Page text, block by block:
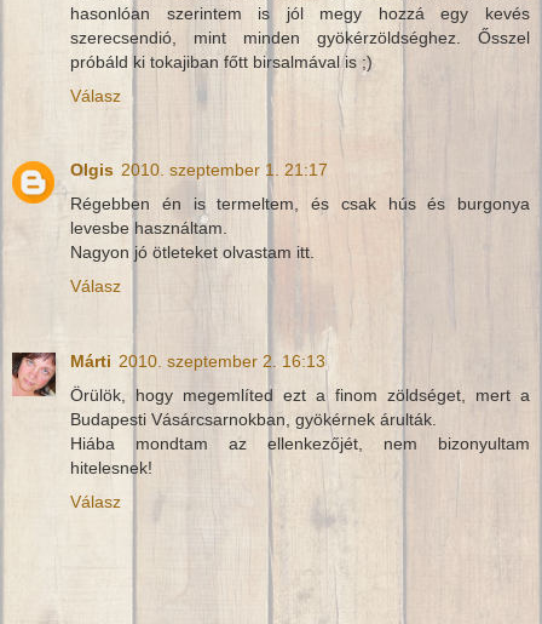
hasonlóan szerintem is jól megy hozzá egy kevés
szerecsendió, mint minden gyökérzöldséghez. Ősszel
próbáld ki tokajiban főtt birsalmával is ;)
Válasz
Olgis 2010. szeptember 1. 21:17
Régebben én is termeltem, és csak hús és burgonya
levesbe használtam.
Nagyon jó ötleteket olvastam itt.
Válasz
Márti 2010. szeptember 2. 16:13
Örülök, hogy megemlíted ezt a finom zöldséget, mert a
Budapesti Vásárcsarnokban, gyökérnek árulták.
Hiába mondtam az ellenkezőjét, nem bizonyultam
hitelesnek!
Válasz